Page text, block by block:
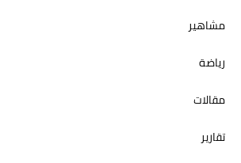
مشاهير
رياضة
مقالات
تقارير